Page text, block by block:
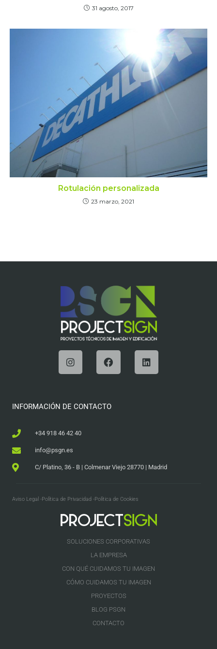
31 agosto, 2017
Rotulación personalizada
23 marzo, 2021
INFORMACIÓN DE CONTACTO
+34 918 46 42 40
info@psgn.es
C/ Platino, 36 - B | Colmenar Viejo 28770 | Madrid
Aviso Legal -Política de Privacidad -Política de Cookies
SOLUCIONES CORPORATIVAS
LA EMPRESA
CON QUÉ CUIDAMOS TU IMAGEN
CÓMO CUIDAMOS TU IMAGEN
PROYECTOS
BLOG PSGN
CONTACTO